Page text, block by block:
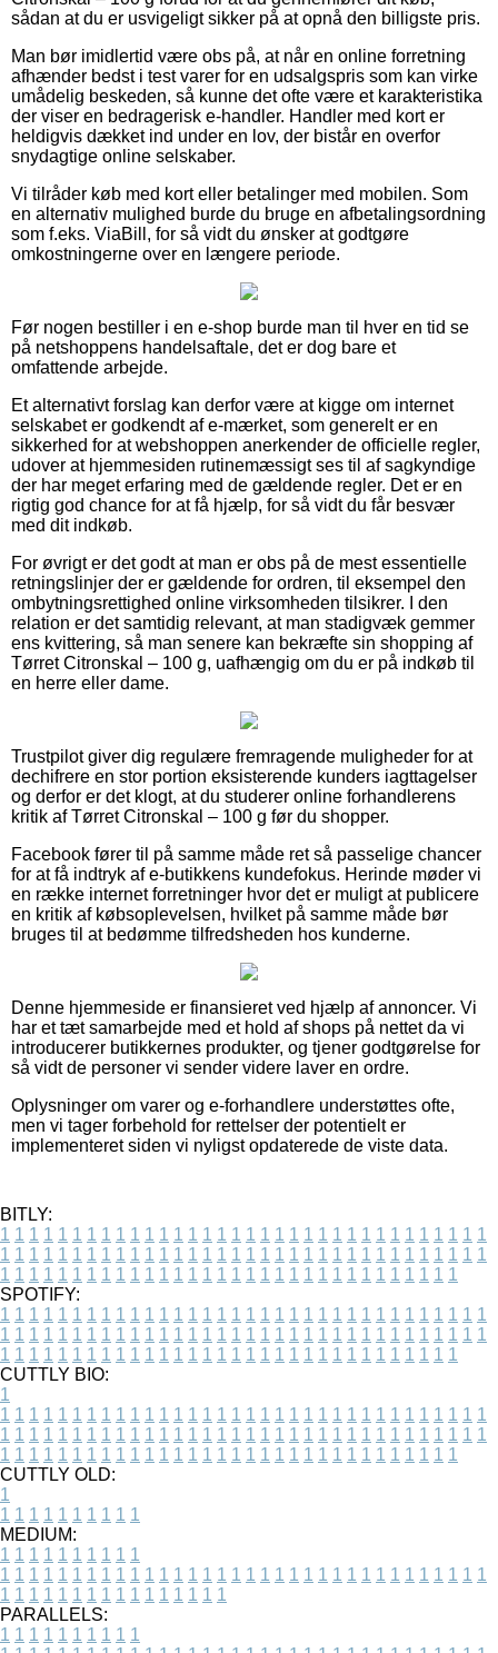
sådan at du er usvigeligt sikker på at opnå den billigste pris.
Man bør imidlertid være obs på, at når en online forretning
afhænder bedst i test varer for en udsalgspris som kan virke
umådelig beskeden, så kunne det ofte være et karakteristika
der viser en bedragerisk e-handler. Handler med kort er
heldigvis dækket ind under en lov, der bistår en overfor
snydagtige online selskaber.
Vi tilråder køb med kort eller betalinger med mobilen. Som
en alternativ mulighed burde du bruge en afbetalingsordning
som f.eks. ViaBill, for så vidt du ønsker at godtgøre
omkostningerne over en længere periode.
Før nogen bestiller i en e-shop burde man til hver en tid se
på netshoppens handelsaftale, det er dog bare et
omfattende arbejde.
Et alternativt forslag kan derfor være at kigge om internet
selskabet er godkendt af e-mærket, som generelt er en
sikkerhed for at webshoppen anerkender de officielle regler,
udover at hjemmesiden rutinemæssigt ses til af sagkyndige
der har meget erfaring med de gældende regler. Det er en
rigtig god chance for at få hjælp, for så vidt du får besvær
med dit indkøb.
For øvrigt er det godt at man er obs på de mest essentielle
retningslinjer der er gældende for ordren, til eksempel den
ombytningsrettighed online virksomheden tilsikrer. I den
relation er det samtidig relevant, at man stadigvæk gemmer
ens kvittering, så man senere kan bekræfte sin shopping af
Tørret Citronskal – 100 g, uafhængig om du er på indkøb til
en herre eller dame.
Trustpilot giver dig regulære fremragende muligheder for at
dechifrere en stor portion eksisterende kunders iagttagelser
og derfor er det klogt, at du studerer online forhandlerens
kritik af Tørret Citronskal – 100 g før du shopper.
Facebook fører til på samme måde ret så passelige chancer
for at få indtryk af e-butikkens kundefokus. Herinde møder vi
en række internet forretninger hvor det er muligt at publicere
en kritik af købsoplevelsen, hvilket på samme måde bør
bruges til at bedømme tilfredsheden hos kunderne.
Denne hjemmeside er finansieret ved hjælp af annoncer. Vi
har et tæt samarbejde med et hold af shops på nettet da vi
introducerer butikkernes produkter, og tjener godtgørelse for
så vidt de personer vi sender videre laver en ordre.
Oplysninger om varer og e-forhandlere understøttes ofte,
men vi tager forbehold for rettelser der potentielt er
implementeret siden vi nyligst opdaterede de viste data.
BITLY:
1 1 1 1 1 1 1 1 1 1 1 1 1 1 1 1 1 1 1 1 1 1 1 1 1 1 1 1 1 1 1 1 1 1
1 1 1 1 1 1 1 1 1 1 1 1 1 1 1 1 1 1 1 1 1 1 1 1 1 1 1 1 1 1 1 1 1 1
1 1 1 1 1 1 1 1 1 1 1 1 1 1 1 1 1 1 1 1 1 1 1 1 1 1 1 1 1 1 1 1
SPOTIFY:
1 1 1 1 1 1 1 1 1 1 1 1 1 1 1 1 1 1 1 1 1 1 1 1 1 1 1 1 1 1 1 1 1 1
1 1 1 1 1 1 1 1 1 1 1 1 1 1 1 1 1 1 1 1 1 1 1 1 1 1 1 1 1 1 1 1 1 1
1 1 1 1 1 1 1 1 1 1 1 1 1 1 1 1 1 1 1 1 1 1 1 1 1 1 1 1 1 1 1 1
CUTTLY BIO:
1
1 1 1 1 1 1 1 1 1 1 1 1 1 1 1 1 1 1 1 1 1 1 1 1 1 1 1 1 1 1 1 1 1 1
1 1 1 1 1 1 1 1 1 1 1 1 1 1 1 1 1 1 1 1 1 1 1 1 1 1 1 1 1 1 1 1 1 1
1 1 1 1 1 1 1 1 1 1 1 1 1 1 1 1 1 1 1 1 1 1 1 1 1 1 1 1 1 1 1 1
CUTTLY OLD:
1
1 1 1 1 1 1 1 1 1 1
MEDIUM:
1 1 1 1 1 1 1 1 1 1
1 1 1 1 1 1 1 1 1 1 1 1 1 1 1 1 1 1 1 1 1 1 1 1 1 1 1 1 1 1 1 1 1 1
1 1 1 1 1 1 1 1 1 1 1 1 1 1 1 1
PARALLELS:
1 1 1 1 1 1 1 1 1 1